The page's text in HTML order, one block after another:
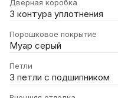
Дверная коробка
3 контура уплотнения
Порошковое покрытие
Муар серый
Петли
3 петли с подшипником